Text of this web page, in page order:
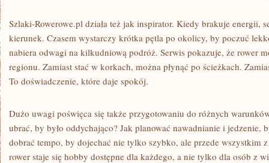
Szlaki-Rowerowe.pl działa też jak inspirator. Kiedy brakuje energii,
kierunek. Czasem wystarczy krótka pętla po okolicy, by poczuć
nabiera odwagi na kilkudniową podróż. Serwis pokazuje, że rower
regionu. Zamiast stać w korkach, można płynąć po ścieżkach.
To doświadczenie, które daje spokój.
Dużo uwagi poświęca się także przygotowaniu do różnych
ubrać, by było oddychająco? Jak planować nawadnianie i jedzenie,
dobrać tempo, by dojechać nie tylko szybko, ale przede wszystkim
rower staje się hobby dostępne dla każdego, a nie tylko dla osób z